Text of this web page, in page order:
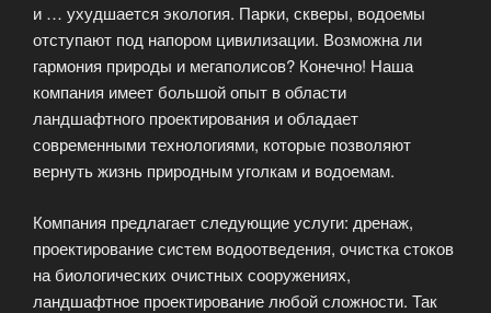
и … ухудшается экология. Парки, скверы, водоемы
отступают под напором цивилизации. Возможна ли
гармония природы и мегаполисов? Конечно! Наша
компания имеет большой опыт в области
ландшафтного проектирования и обладает
современными технологиями, которые позволяют
вернуть жизнь природным уголкам и водоемам.
Компания предлагает следующие услуги: дренаж,
проектирование систем водоотведения, очистка стоков
на биологических очистных сооружениях,
ландшафтное проектирование любой сложности. Так